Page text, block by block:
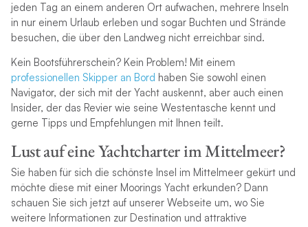
jeden Tag an einem anderen Ort aufwachen, mehrere Inseln
in nur einem Urlaub erleben und sogar Buchten und Strände
besuchen, die über den Landweg nicht erreichbar sind.
Kein Bootsführerschein? Kein Problem! Mit einem
professionellen Skipper an Bord haben Sie sowohl einen
Navigator, der sich mit der Yacht auskennt, aber auch einen
Insider, der das Revier wie seine Westentasche kennt und
gerne Tipps und Empfehlungen mit Ihnen teilt.
Lust auf eine Yachtcharter im Mittelmeer?
Sie haben für sich die schönste Insel im Mittelmeer gekürt und
möchte diese mit einer Moorings Yacht erkunden? Dann
schauen Sie sich jetzt auf unserer Webseite um, wo Sie
weitere Informationen zur Destination und attraktive